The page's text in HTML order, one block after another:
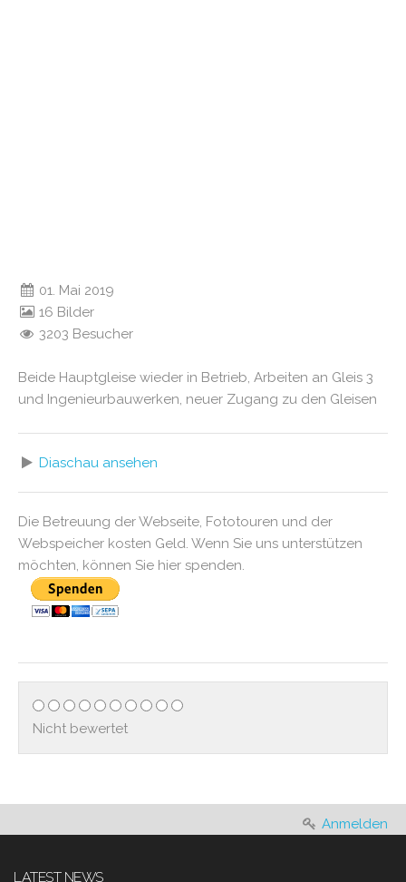
01. Mai 2019
16 Bilder
3203 Besucher
Beide Hauptgleise wieder in Betrieb, Arbeiten an Gleis 3
und Ingenieurbauwerken, neuer Zugang zu den Gleisen
Diaschau ansehen
Die Betreuung der Webseite, Fototouren und der
Webspeicher kosten Geld. Wenn Sie uns unterstützen
möchten, können Sie hier spenden.
Nicht bewertet
Anmelden
LATEST NEWS